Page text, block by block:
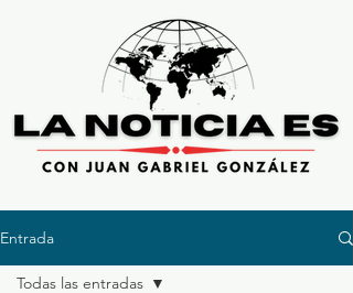
Entrada
Todas las entradas